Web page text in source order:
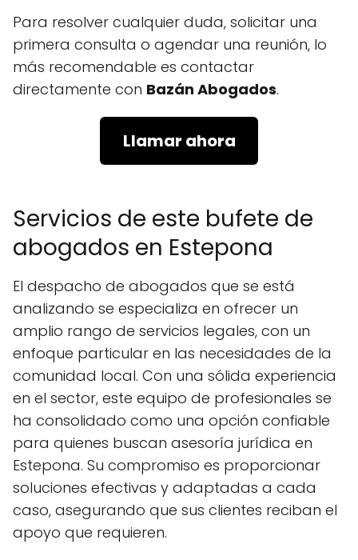
Para resolver cualquier duda, solicitar una
primera consulta o agendar una reunión, lo
más recomendable es contactar
directamente con Bazán Abogados.
Llamar ahora
Servicios de este bufete de
abogados en Estepona
El despacho de abogados que se está
analizando se especializa en ofrecer un
amplio rango de servicios legales, con un
enfoque particular en las necesidades de la
comunidad local. Con una sólida experiencia
en el sector, este equipo de profesionales se
ha consolidado como una opción confiable
para quienes buscan asesoría jurídica en
Estepona. Su compromiso es proporcionar
soluciones efectivas y adaptadas a cada
caso, asegurando que sus clientes reciban el
apoyo que requieren.